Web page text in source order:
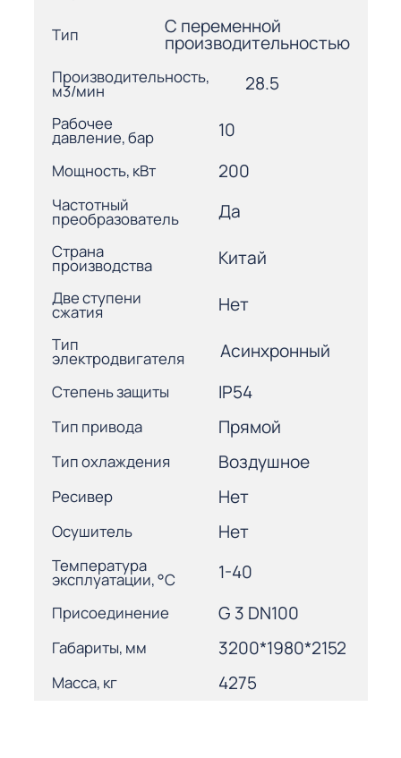
Тип С переменной
производительностью
Производительность,
м3/мин 28.5
Рабочее
давление, бар 10
Мощность, кВт 200
Частотный
преобразователь Да
Страна
производства Китай
Две ступени
сжатия Нет
Тип
электродвигателя Асинхронный
Степень защиты IP54
Тип привода Прямой
Тип охлаждения Воздушное
Ресивер Нет
Осушитель Нет
Температура
эксплуатации, °С 1-40
Присоединение G 3 DN100
Габариты, мм 3200*1980*2152
Масса, кг 4275